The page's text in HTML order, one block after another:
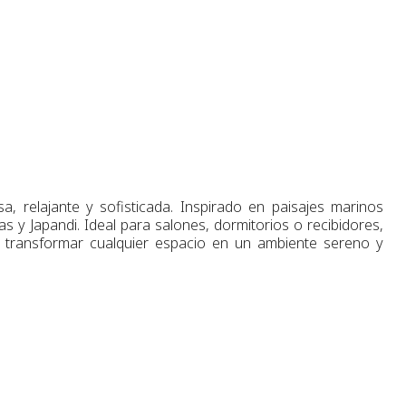
relajante y sofisticada. Inspirado en paisajes marinos
y Japandi. Ideal para salones, dormitorios o recibidores,
cualquier espacio en un ambiente sereno y